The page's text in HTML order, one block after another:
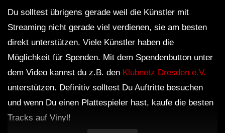
Du solltest übrigens gerade weil die Künstler mit
Streaming nicht gerade viel verdienen, sie am besten
direkt unterstützen. Viele Künstler haben die
Möglichkeit für Spenden. Mit dem Spendenbutton unter
dem Video kannst du z.B. den Klubnetz Dresden e.V.
unterstützen. Definitiv solltest Du Auftritte besuchen
und wenn Du einen Plattespieler hast, kaufe die besten
Tracks auf Vinyl!